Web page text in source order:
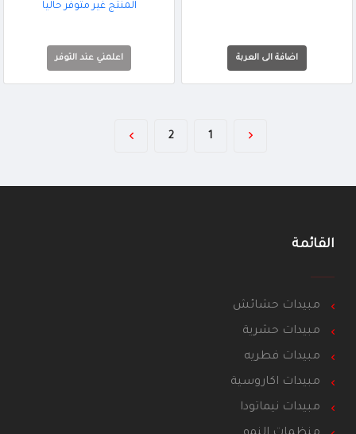
المنتج غير متوفر حاليا
اعلمني عند التوفر
1
2
القائمة
مبيدات حشائش
مبيدات حشرية
مبيدات فطريه
مبيدات اكاروسية
مبيدات نيماتودا